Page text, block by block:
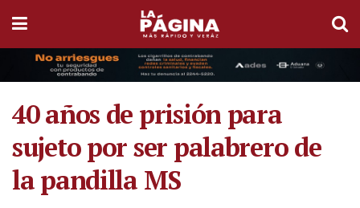
40 años de prisión para
sujeto por ser palabrero de
la pandilla MS